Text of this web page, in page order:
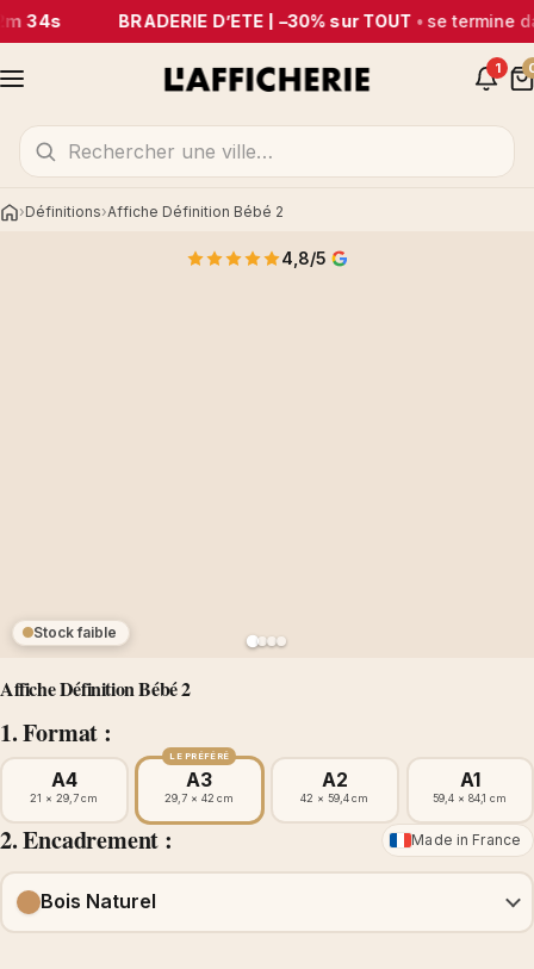
34s BRADERIE D’ÉTÉ | –30% sur TOUT• se termine
1
AccueilDéfinitions Affiche Définition Bébé 2
Affiche Définition Bébé 2
1. Format :
Stock faible
4,8/5
A4
21 × 29,7 cm
LE PRÉFÉRÉ
A3
29,7 × 42 cm
A2
42 × 59,4 cm
A1
59,4 × 84,1 cm
2. Encadrement : Made in France
Bois Naturel